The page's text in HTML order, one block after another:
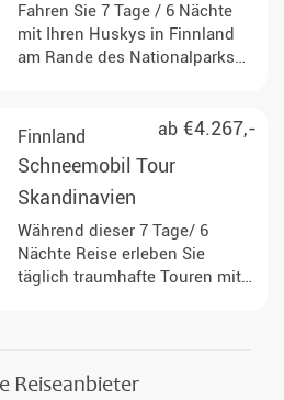
Fahren Sie 7 Tage / 6 Nächte
mit Ihren Huskys in Finnland
am Rande des Nationalparks
Winterlandschaften.ab €4.267,-
Finnland
Schneemobil Tour
Skandinavien
Während dieser 7 Tage/ 6
Nächte Reise erleben Sie
täglich traumhafte Touren mit
Reiseanbieter